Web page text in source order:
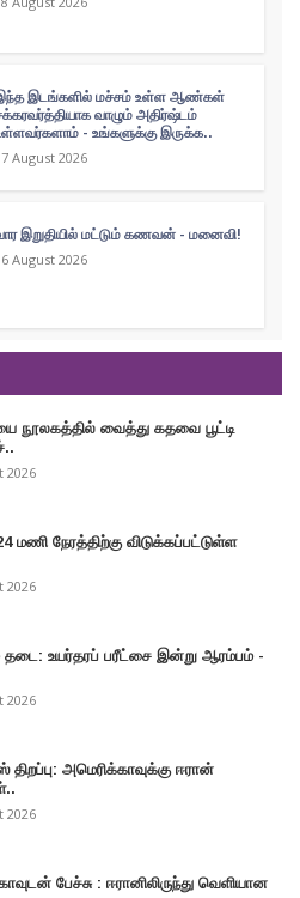
இடங்களில் மச்சம் உள்ள ஆண்கள்
வாழும் அதிர்ஷ்டம்
- உங்களுக்கு இருக்க..
August 2026
இறுதியில் மட்டும் கணவன் - மனைவி!
August 2026
நூலகத்தில் வைத்து கதவை பூட்டி
2026
மணி நேரத்திற்கு விடுக்கப்பட்டுள்ள
2026
தடை: உயர்தரப் பரீட்சை இன்று ஆரம்பம் -
2026
அமெரிக்காவுக்கு ஈரான்
2026
பேச்சு : ஈரானிலிருந்து வெளியான